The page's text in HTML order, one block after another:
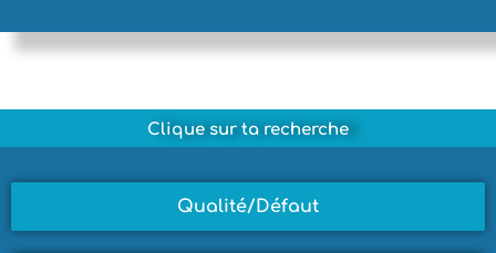
Clique sur ta recherche
Qualité/Défaut